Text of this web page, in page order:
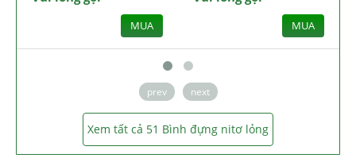
MUA MUA
prev next
Xem tất cả 51 Bình đựng nitơ lỏng